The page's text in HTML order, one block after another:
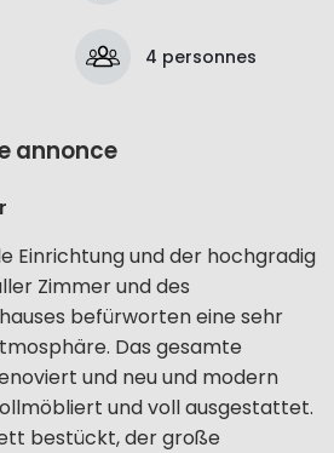
4 personnes
annonce
Einrichtung und der hochgradig
Zimmer und des
befürworten eine sehr
Das gesamte
und neu und modern
und voll ausgestattet.
bestückt, der große